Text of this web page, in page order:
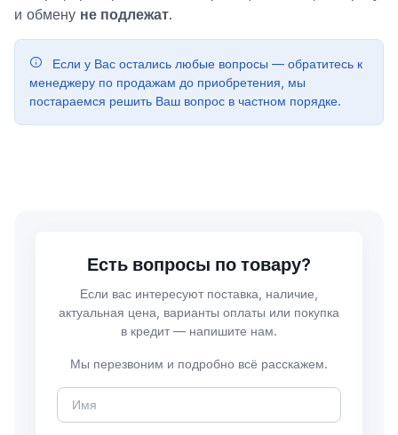
и обмену не подлежат.
Если у Вас остались любые вопросы — обратитесь к
менеджеру по продажам до приобретения, мы
постараемся решить Ваш вопрос в частном порядке.
Есть вопросы по товару?
Если вас интересуют поставка, наличие,
актуальная цена, варианты оплаты или покупка
в кредит — напишите нам.
Мы перезвоним и подробно всё расскажем.